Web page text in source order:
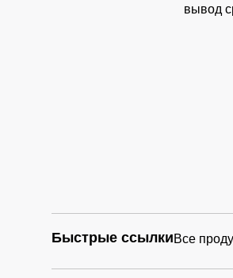
вывод
Быстрые ссылкиВсе